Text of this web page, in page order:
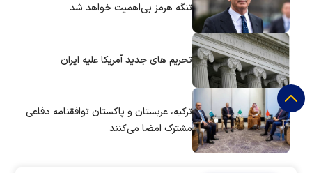
تنگه هرمز بی‌اهمیت خواهد شد
تحریم های جدید آمریکا علیه ایران
ترکیه، عربستان و پاکستان توافقنامه دفاعی
مشترک امضا می‌کنند